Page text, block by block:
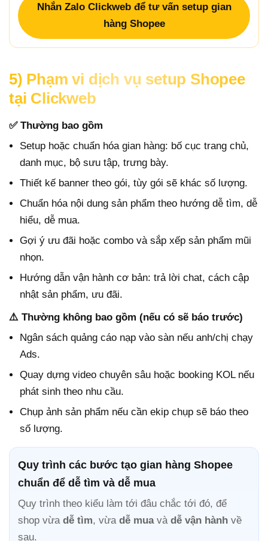
Nhắn Zalo Clickweb để tư vấn setup gian
hàng Shopee
5) Phạm vi dịch vụ setup Shopee
tại Clickweb
✅ Thường bao gồm
Setup hoặc chuẩn hóa gian hàng: bố cục trang chủ,
danh mục, bộ sưu tập, trưng bày.
Thiết kế banner theo gói, tùy gói sẽ khác số lượng.
Chuẩn hóa nội dung sản phẩm theo hướng dễ tìm, dễ
hiểu, dễ mua.
Gợi ý ưu đãi hoặc combo và sắp xếp sản phẩm mũi
nhọn.
Hướng dẫn vận hành cơ bản: trả lời chat, cách cập
nhật sản phẩm, ưu đãi.
⚠️ Thường không bao gồm (nếu có sẽ báo trước)
Ngân sách quảng cáo nạp vào sàn nếu anh/chị chạy
Ads.
Quay dựng video chuyên sâu hoặc booking KOL nếu
phát sinh theo nhu cầu.
Chụp ảnh sản phẩm nếu cần ekip chụp sẽ báo theo
số lượng.
Quy trình các bước tạo gian hàng Shopee
chuẩn để dễ tìm và dễ mua
Quy trình theo kiểu làm tới đâu chắc tới đó, để
shop vừa dễ tìm, vừa dễ muavà dễ vận hành về
sau.